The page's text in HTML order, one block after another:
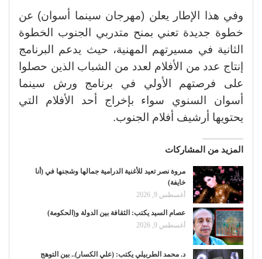
وفي هذا الإطار يعلن (مهرجان سينما أسوان) عن
خطوة جديدة تعني بمنح متدربي الجنوب الخطوة
الثانية في مسيرتهم المهنية، حيث يدعم البرنامج
إنتاج عدد من الأفلام لعدد من الشباب الذين حصلوا
على فرصتهم الأولي في برنامج ورش سينما
أسوان السنوي سواء بإخراج أحد الأفلام التي
يحتويها أرشيف أفلام الجنوب.
المزيد من المشاركات
مروة نصر تعيد للأغنية الدرامية جمالها وشجنها في (أنا
خايفة)
أغسطس 9, 2026
عصام السيد يكتب: الثقافة بين الدولة و(الحكومة)
أغسطس 9, 2026
د. محمد الطربيلي يكتب: (علي الكسار).. بين التوهج